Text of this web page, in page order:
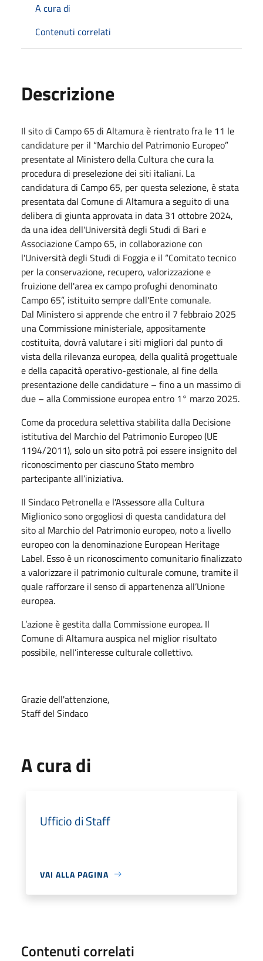
A cura di
Contenuti correlati
Descrizione
Il sito di Campo 65 di Altamura è rientrato fra le 11 le
candidature per il “Marchio del Patrimonio Europeo”
presentate al Ministero della Cultura che cura la
procedura di preselezione dei siti italiani. La
candidatura di Campo 65, per questa selezione, è stata
presentata dal Comune di Altamura a seguito di una
delibera di giunta approvata in data 31 ottobre 2024,
da una idea dell'Università degli Studi di Bari e
Associazione Campo 65, in collaborazione con
l'Università degli Studi di Foggia e il “Comitato tecnico
per la conservazione, recupero, valorizzazione e
fruizione dell'area ex campo profughi denominato
Campo 65”, istituito sempre dall'Ente comunale.
Dal Ministero si apprende che entro il 7 febbraio 2025
una Commissione ministeriale, appositamente
costituita, dovrà valutare i siti migliori dal punto di
vista della rilevanza europea, della qualità progettuale
e della capacità operativo-gestionale, al fine della
presentazione delle candidature – fino a un massimo di
due – alla Commissione europea entro 1° marzo 2025.
Come da procedura selettiva stabilita dalla Decisione
istitutiva del Marchio del Patrimonio Europeo (UE
1194/2011), solo un sito potrà poi essere insignito del
riconoscimento per ciascuno Stato membro
partecipante all’iniziativa.
Il Sindaco Petronella e l'Assessore alla Cultura
Miglionico sono orgogliosi di questa candidatura del
sito al Marchio del Patrimonio europeo, noto a livello
europeo con la denominazione European Heritage
Label. Esso è un riconoscimento comunitario finalizzato
a valorizzare il patrimonio culturale comune, tramite il
quale rafforzare il senso di appartenenza all’Unione
europea.
L’azione è gestita dalla Commissione europea. Il
Comune di Altamura auspica nel miglior risultato
possibile, nell’interesse culturale collettivo.
Grazie dell'attenzione,
Staff del Sindaco
A cura di
Ufficio di Staff
VAI ALLA PAGINA
Contenuti correlati